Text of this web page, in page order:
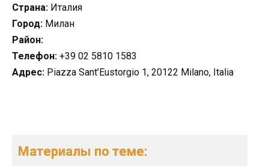
Страна: Италия
Город: Милан
Район:
Телефон: +39 02 5810 1583
Адрес: Piazza Sant’Eustorgio 1, 20122 Milano, Italia
Материалы по теме: